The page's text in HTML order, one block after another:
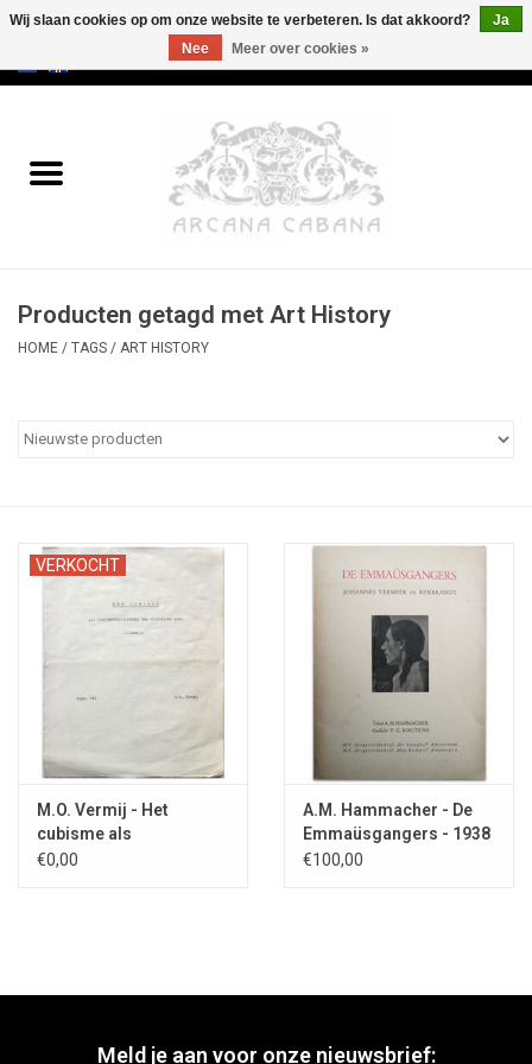
Oud & Zeldzaam
Erotica
Categorieën
Producten getagd met Art History
HOME / TAGS / ART HISTORY
VERKOCHT
M.O. Vermij - Het
cubisme als
geestesverschijnsel der
€0,00
A.M. Hammacher - De
Emmaüsgangers - 1938
€100,00
Meld je aan voor onze nieuwsbrief:
Wij slaan cookies op om onze website te verbeteren. Is dat akkoord?
Ja
Nee
Meer over cookies »